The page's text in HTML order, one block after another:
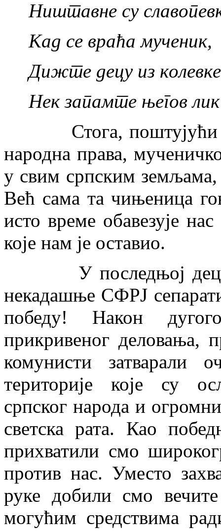
Ништавне су
Кад се враћа мученик,
Дижте децу из
Нек запамте његов
Стога,
народна права,
у свим српским
Већ сама та чињеница
исто време обавезује
које нам је оставио.
У последњој
некадашње СФРЈ
победу! Након
прикривеног деловања,
комунисти затварали
територије које су
српског народа и
светска рата. Као
прихватили смо
против нас. Уместо
руке добили смо
могућим средствима